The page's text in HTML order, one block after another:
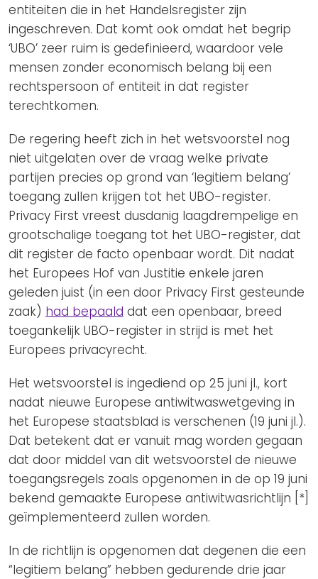
entiteiten die in het Handelsregister zijn
ingeschreven. Dat komt ook omdat het begrip
‘UBO’ zeer ruim is gedefinieerd, waardoor vele
mensen zonder economisch belang bij een
rechtspersoon of entiteit in dat register
terechtkomen.
De regering heeft zich in het wetsvoorstel nog
niet uitgelaten over de vraag welke private
partijen precies op grond van ‘legitiem belang’
toegang zullen krijgen tot het UBO-register.
Privacy First vreest dusdanig laagdrempelige en
grootschalige toegang tot het UBO-register, dat
dit register de facto openbaar wordt. Dit nadat
het Europees Hof van Justitie enkele jaren
geleden juist (in een door Privacy First gesteunde
zaak) had bepaald dat een openbaar, breed
toegankelijk UBO-register in strijd is met het
Europees privacyrecht.
Het wetsvoorstel is ingediend op 25 juni jl., kort
nadat nieuwe Europese antiwitwaswetgeving in
het Europese staatsblad is verschenen (19 juni jl.).
Dat betekent dat er vanuit mag worden gegaan
dat door middel van dit wetsvoorstel de nieuwe
toegangsregels zoals opgenomen in de op 19 juni
bekend gemaakte Europese antiwitwasrichtlijn [*]
geïmplementeerd zullen worden.
In de richtlijn is opgenomen dat degenen die een
“legitiem belang” hebben gedurende drie jaar